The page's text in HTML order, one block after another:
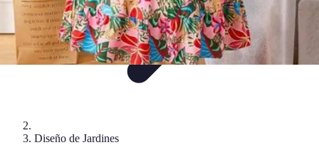
Diseño de Jardines